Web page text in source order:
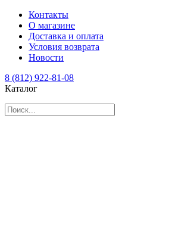
Контакты
О магазине
Доставка и оплата
Условия возврата
Новости
8 (812) 922-81-08
Каталог